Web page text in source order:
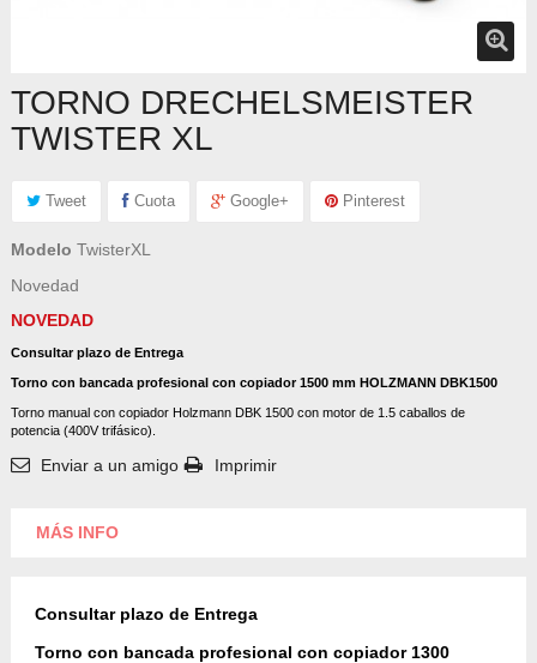
TORNO DRECHELSMEISTER
TWISTER XL
Tweet Cuota Google+ Pinterest
Modelo TwisterXL
Novedad
NOVEDAD
Consultar plazo de Entrega
Torno con bancada profesional con copiador 1500 mm HOLZMANN DBK1500
Torno manual con copiador Holzmann DBK 1500 con motor de 1.5 caballos de
potencia (400V trifásico).
Enviar a un amigo Imprimir
MÁS INFO
Consultar plazo de Entrega
Torno con bancada profesional con copiador 1300